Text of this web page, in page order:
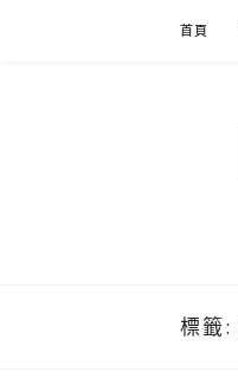
首頁
標籤: